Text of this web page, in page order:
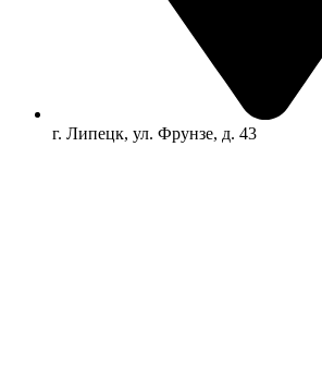
г. Липецк, ул. Фрунзе, д. 43